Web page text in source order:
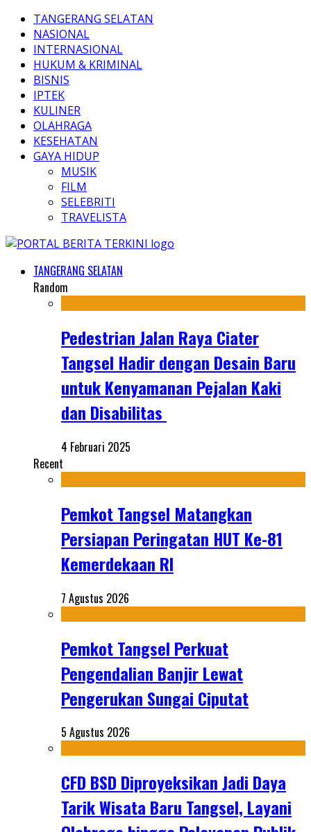
TANGERANG SELATAN
NASIONAL
INTERNASIONAL
HUKUM & KRIMINAL
BISNIS
IPTEK
KULINER
OLAHRAGA
KESEHATAN
GAYA HIDUP
MUSIK
FILM
SELEBRITI
TRAVELISTA
TANGERANG SELATAN
Random
Pedestrian Jalan Raya Ciater
Tangsel Hadir dengan Desain Baru
untuk Kenyamanan Pejalan Kaki
dan Disabilitas
4 Februari 2025
Recent
Pemkot Tangsel Matangkan
Persiapan Peringatan HUT Ke-81
Kemerdekaan RI
7 Agustus 2026
Pemkot Tangsel Perkuat
Pengendalian Banjir Lewat
Pengerukan Sungai Ciputat
5 Agustus 2026
CFD BSD Diproyeksikan Jadi Daya
Tarik Wisata Baru Tangsel, Layani